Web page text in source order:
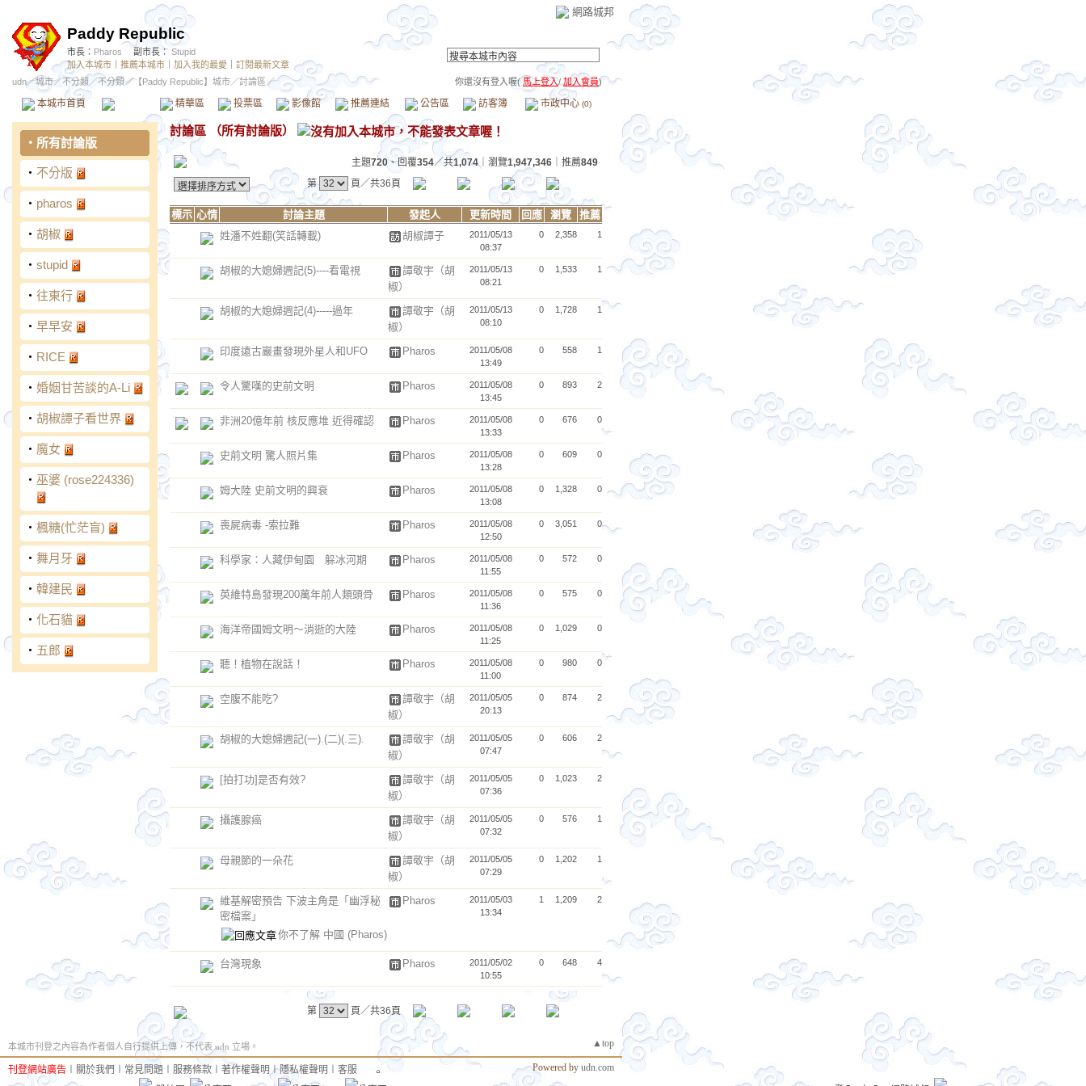
網路城邦
Paddy Republic
市長： Pharos 副市長： Stupid
加入本城市
推薦本城市 加入我的最愛
訂閱最新文章
udn／城市／不分類 ／不分類／【Paddy Republic】城市／討論區／ 你還沒有登入喔( 馬上登入/加入會員)
本城市首頁 精華區 投票區 影像館 推薦連結 公告區 訪客簿 市政中心 (0)
‧ 所有討論版
‧ 不分版
‧ pharos
‧ 胡椒
‧ stupid
‧ 往東行
‧ 早早安
‧ RICE
‧ 婚姻甘苦談的A-Li
‧ 胡椒譚子看世界
‧ 魔女
‧ 巫婆 (rose224336)
‧ 楓糖(忙茫盲)
‧ 舞月牙
‧ 韓建民
‧ 化石貓
‧ 五郎
討論區 （所有討論版）
主題720、回覆354／共1,074｜瀏覽1,947,346 ｜推薦849
第
頁／共36頁
標示 心情 討論主題 發起人 更新時間 回應 瀏覽
推薦
姓潘不姓翻(笑話轉載)
胡椒譚子
2011/05/13
08:37
0 2,358 1
胡椒的大媳婦週記(5)----看電視
譚敬宇（胡
椒）
2011/05/13
08:21
0 1,533 1
胡椒的大媳婦週記(4)-----過年
譚敬宇（胡
椒）
2011/05/13
08:10
0 1,728 1
印度遠古巖畫發現外星人和UFO Pharos
2011/05/08
13:49
0 558 1
令人驚嘆的史前文明 Pharos
2011/05/08
13:45
0 893 2
非洲20億年前 核反應堆 近得確認 Pharos
2011/05/08
13:33
0 676 0
史前文明 驚人照片集 Pharos
2011/05/08
13:28
0 609 0
姆大陸 史前文明的興衰 Pharos
2011/05/08
13:08
0 1,328 0
喪屍病毒 -索拉難 Pharos
2011/05/08
12:50
0 3,051 0
科學家：人藏伊甸園 躲冰河期 Pharos
2011/05/08
11:55
0 572 0
英維特島發現200萬年前人類頭骨 Pharos
2011/05/08
11:36
0 575 0
海洋帝國姆文明～消逝的大陸 Pharos
2011/05/08
11:25
0 1,029 0
聽！植物在說話！ Pharos
2011/05/08
11:00
0 980 0
空腹不能吃?
譚敬宇（胡
椒）
2011/05/05
20:13
0 874 2
胡椒的大媳婦週記(一).(二)(.三).
譚敬宇（胡
椒）
2011/05/05
07:47
0 606 2
[拍打功]是否有效?
譚敬宇（胡
椒）
2011/05/05
07:36
0 1,023 2
攝護腺癌
譚敬宇（胡
椒）
2011/05/05
07:32
0 576 1
母親節的一朵花
譚敬宇（胡
椒）
2011/05/05
07:29
0 1,202 1
維基解密預告 下波主角是「幽浮秘
密檔案」
你不了解 中國 (Pharos)
Pharos
2011/05/03
13:34
1 1,209 2
台灣現象 Pharos
2011/05/02
10:55
0 648 4
第 頁／共36頁
▲top
本城市刊登之內容為作者個人自行提供上傳，不代表 udn 立場。
刊登網站廣告 關於我們 常見問題 服務條款 著作權聲明 ︱隱私權聲明 客服 Powered by udn.com